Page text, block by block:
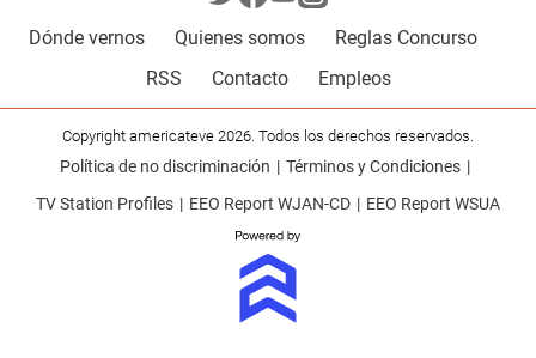
Dónde vernos Quienes somos
Reglas Concurso
RSS
Contacto Empleos
Copyright americateve 2026. Todos los derechos reservados.
Política de no discriminación
Términos y Condiciones
TV Station Profiles
EEO Report WJAN-CD EEO Report WSUA